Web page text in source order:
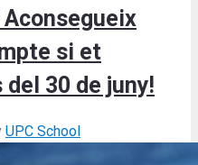
Aconsegueix
si et
30 de juny!
UPC School